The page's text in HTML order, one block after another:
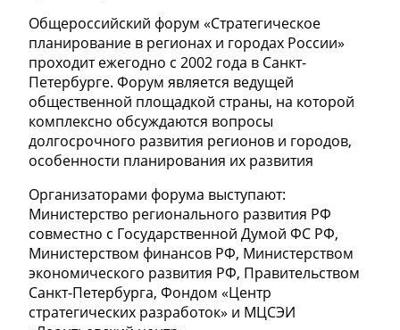
Общероссийский форум «Стратегическое
планирование в регионах и городах России»
проходит ежегодно с 2002 года в Санкт-
Петербурге. Форум является ведущей
общественной площадкой страны, на которой
комплексно обсуждаются вопросы
долгосрочного развития регионов и городов,
особенности планирования их развития
Организаторами форума выступают:
Министерство регионального развития РФ
совместно с Государственной Думой ФС РФ,
Министерством финансов РФ, Министерством
экономического развития РФ, Правительством
Санкт-Петербурга, Фондом «Центр
стратегических разработок» и МЦСЭИ